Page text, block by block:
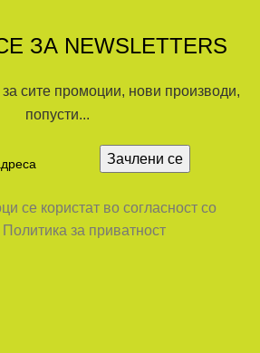
ЗА NEWSLETTERS
сите промоции, нови производи,
попусти...
се користат во согласност со
за приватност